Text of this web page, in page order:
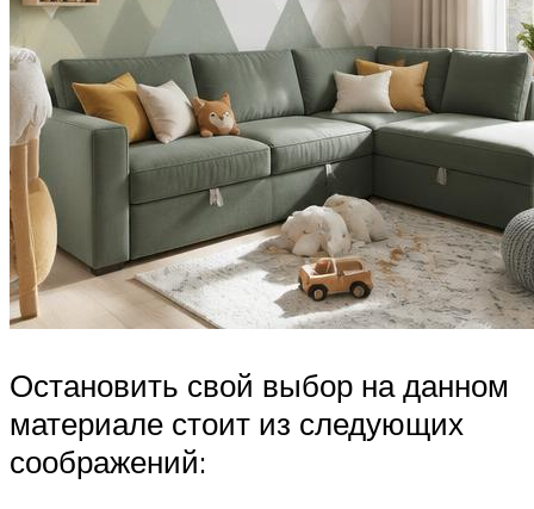
Остановить свой выбор на данном
материале стоит из следующих
соображений: